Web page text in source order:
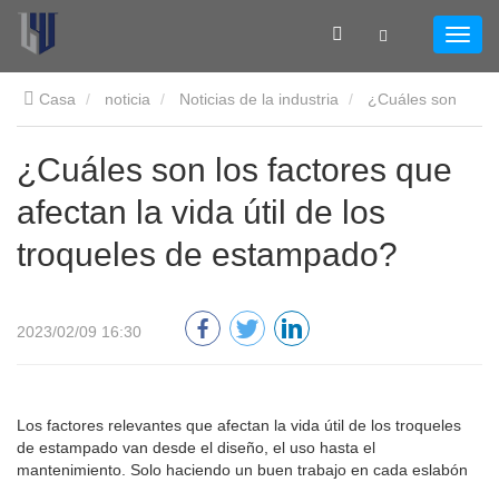
Casa noticia Noticias de la industria
los factores que afectan la vida útil de los troqueles de
estampado?
¿Cuáles son los factores que
afectan la vida útil de los
troqueles de estampado?
2023/02/09 16:30
Los factores relevantes que afectan la vida útil de los troqueles
de estampado van desde el diseño, el uso hasta el
mantenimiento. Solo haciendo un buen trabajo en cada eslabón